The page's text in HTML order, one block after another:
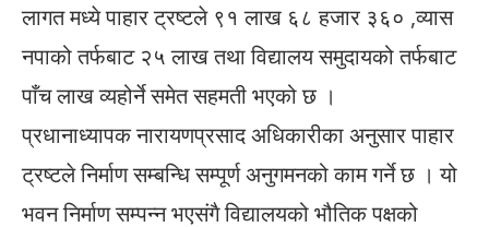
लागत मध्ये पाहार ट्रष्टले ९१ लाख ६८ हजार ३६० ,व्यास
नपाको तर्फबाट २५ लाख तथा विद्यालय समुदायको तर्फबाट
पाँच लाख व्यहोर्ने समेत सहमती भएको छ ।
प्रधानाध्यापक नारायणप्रसाद अधिकारीका अनुसार पाहार
ट्रष्टले निर्माण सम्बन्धि सम्पूर्ण अनुगमनको काम गर्ने छ । यो
भवन निर्माण सम्पन्न भएसंगै विद्यालयको भौतिक पक्षको